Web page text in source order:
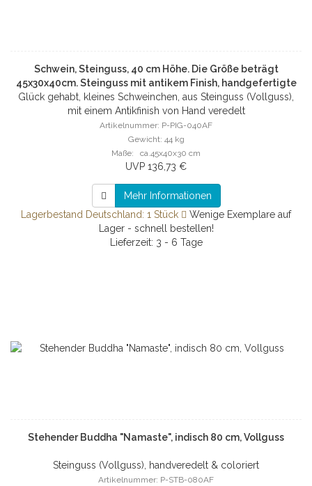
Schwein, Steinguss, 40 cm Höhe. Die Größe beträgt
45x30x40cm. Steinguss mit antikem Finish, handgefertigte
Nacharbeit
Glück gehabt, kleines Schweinchen, aus Steinguss (Vollguss),
mit einem Antikfinish von Hand veredelt
Artikelnummer: P-PIG-040AF
Gewicht: 44 kg
Maße: ca.45x40x30 cm
UVP 136,73 €
Mehr Informationen
Lagerbestand Deutschland: 1 Stück
Wenige Exemplare auf
Lager - schnell bestellen!
Lieferzeit: 3 - 6 Tage
Stehender Buddha "Namaste", indisch 80 cm, Vollguss
Steinguss (Vollguss), handveredelt & coloriert
Artikelnummer: P-STB-080AF